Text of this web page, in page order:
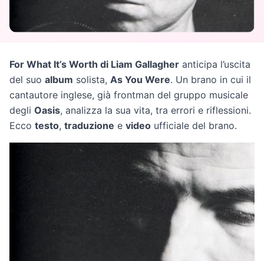
For What It’s Worth di Liam Gallagher anticipa l’uscita
del suo album solista, As You Were. Un brano in cui il
cantautore inglese, già frontman del gruppo musicale
degli Oasis, analizza la sua vita, tra errori e riflessioni.
Ecco testo, traduzione e video ufficiale del brano.